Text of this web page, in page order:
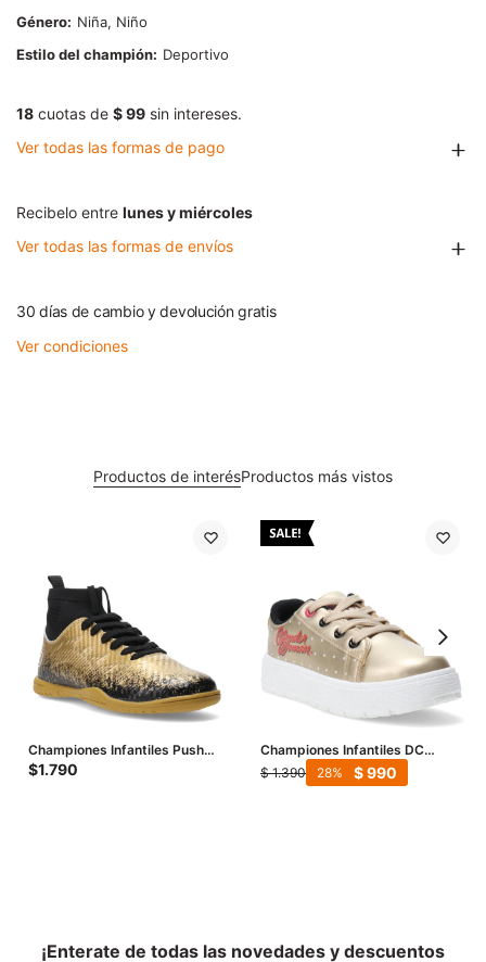
Género
Niña, Niño
Estilo del champión
Deportivo
18 cuotas de $ 99 sin intereses.
Ver todas las formas de pago
Recibelo entre lunes y miércoles
Ver todas las formas de envíos
30 días de cambio y devolución gratis
Ver condiciones
Productos de interésProductos más vistos
Championes Infantiles Push
KURO con media - Dorado
$1.790
Championes Infantiles DC
Wonder Woman - Dorado - Rojo
- Negro
$ 1.390 $990
28
¡Enterate de todas las novedades y descuentos